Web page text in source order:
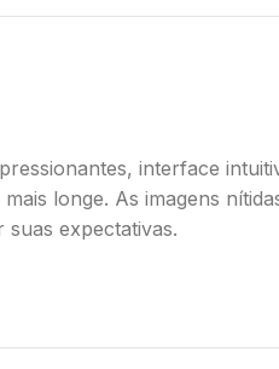
interface
longe. As imagens
expectativas.